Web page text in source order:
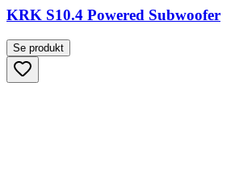
KRK S10.4 Powered Subwoofer
Se produkt